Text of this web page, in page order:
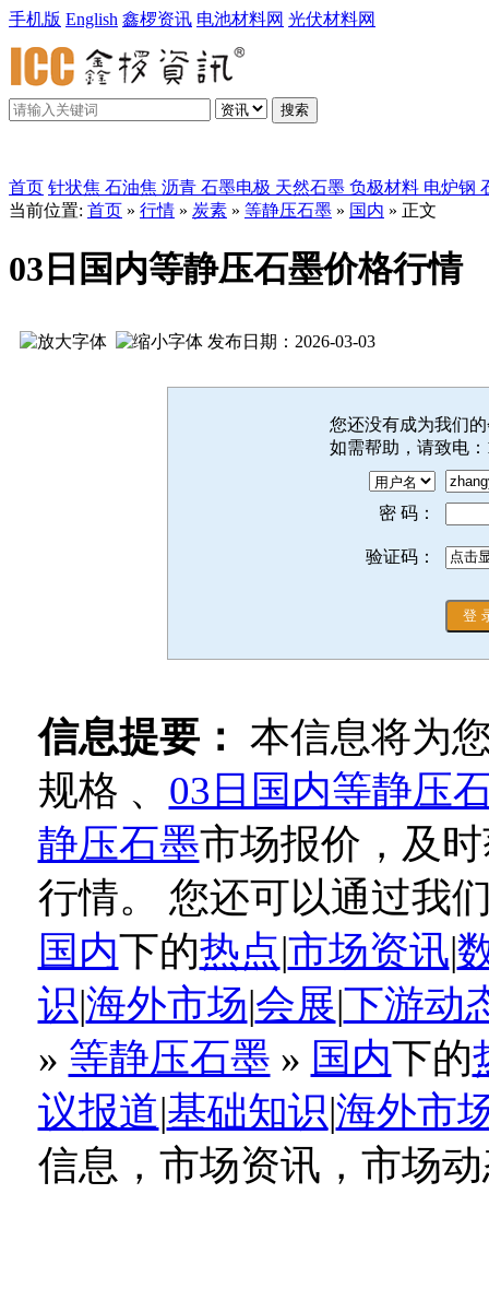
手机版 English 鑫椤资讯 电池材料网 光伏材料网
搜索
首页 针状焦 石油焦 沥青 石墨电极 天然石墨 负极材料 电炉钢
当前位置: 首页 » 行情 » 炭素 » 等静压石墨 » 国内 » 正文
03日国内 等静压石墨价格行情
发布日期：2026-03-03
您还没有成为我们
如需帮助，请致电：
密 码：
验证码：
信息提要： 本信息将为
规格 、 03日国内 等静压
静压石墨市场报价，及
行情。 您还可以通过我
国内下的热点|市场资讯|
识|海外市场|会展|下游动
» 等静压石墨 » 国内下的
议报道|基础知识|海外市
信息，市场资讯，市场